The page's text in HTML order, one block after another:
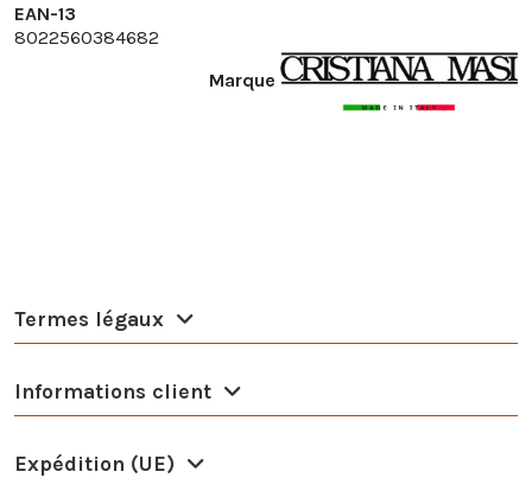
Marque
EAN-13
8022560384682
Termes légaux
Informations client
Expédition (UE)